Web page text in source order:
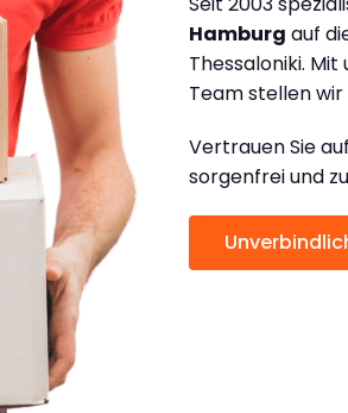
Hamburg auf
Thessaloniki.
Team stellen
Vertrauen Sie auf
sorgenfrei und